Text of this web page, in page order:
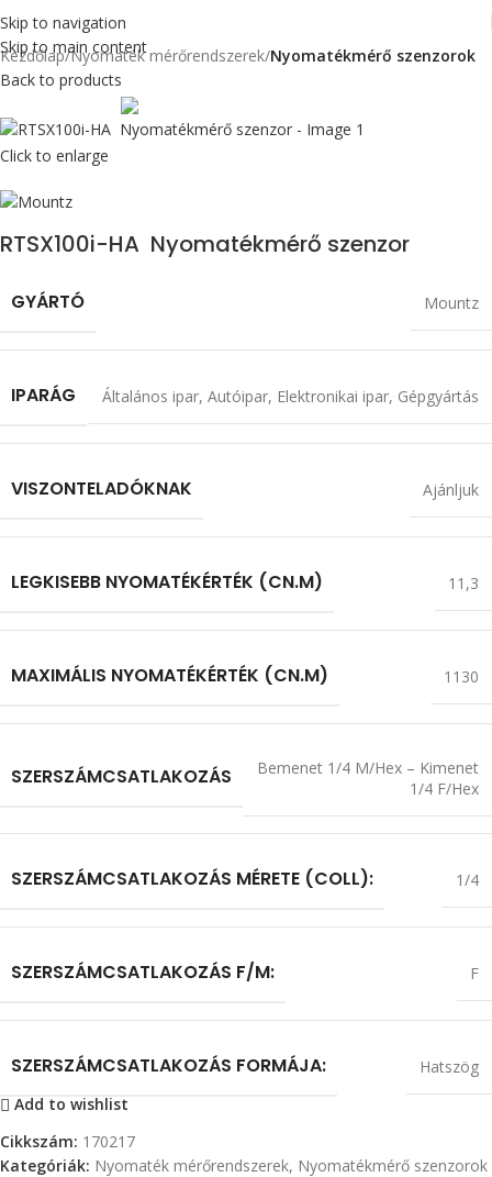
Skip to navigation
Skip to main content
Kezdőlap Nyomaték mérőrendszerek Nyomatékmérő szenzorok
Back to products
Click to enlarge
RTSX100i-HA Nyomatékmérő szenzor
GYÁRTÓ Mountz
IPARÁG Általános ipar, Autóipar, Elektronikai ipar, Gépgyártás
VISZONTELADÓKNAK Ajánljuk
LEGKISEBB NYOMATÉKÉRTÉK (CN.M) 11,3
MAXIMÁLIS NYOMATÉKÉRTÉK (CN.M) 1130
SZERSZÁMCSATLAKOZÁS
Bemenet 1/4 M/Hex – Kimenet
1/4 F/Hex
SZERSZÁMCSATLAKOZÁS MÉRETE (COLL): 1/4
SZERSZÁMCSATLAKOZÁS F/M: F
SZERSZÁMCSATLAKOZÁS FORMÁJA:
Hatszög
Add to wishlist
Cikkszám: 170217
Kategóriák: Nyomaték mérőrendszerek, Nyomatékmérő szenzorok